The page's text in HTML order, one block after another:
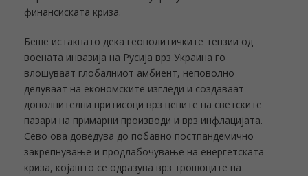
финансиската криза.
Беше истакнато дека геополитичките тензии од
воената инвазија на Русија врз Украина го
влошуваат глобалниот амбиент, неповолно
делуваат на економските изгледи и создаваат
дополнителни притисоци врз цените на светските
пазари на примарни производи и врз инфлацијата.
Сево ова доведува до побавно постпандемично
закрепнување и продлабочување на енергетската
криза, којашто се одразува врз трошоците на